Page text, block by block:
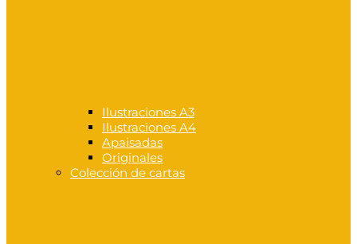
Ilustraciones A3
Ilustraciones A4
Apaisadas
Originales
Colección de cartas